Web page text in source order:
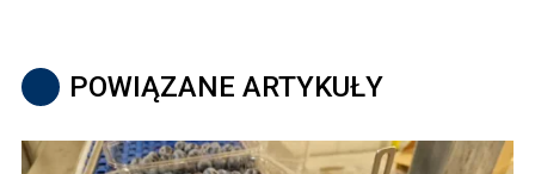
POWIĄZANE ARTYKUŁY